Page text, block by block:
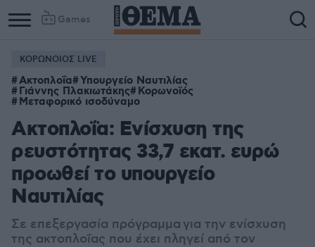
Games
Column
1
Column
2
ΚΟΡΩΝΟΙΟΣ LIVE
Ακτοπλοΐα Υπουργείο Ναυτιλίας
Γιάννης Πλακιωτάκης Κορωνοϊός
Μεταφορικό ισοδύναμο
Ακτοπλοΐα: Ενίσχυση της
ρευστότητας 33,7 εκατ. ευρώ
προωθεί το υπουργείο
Ναυτιλίας
Σε επεξεργασία πρόγραμμα για την ενίσχυση
της ακτοπλοΐας που έχει πληγεί από τον